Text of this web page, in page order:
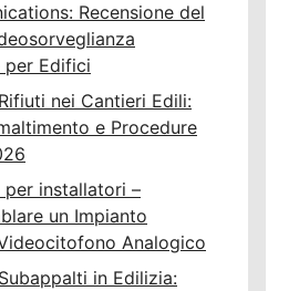
Recensione del
per Edifici
nei Cantieri Edili:
e Procedure
per installatori –
un Impianto
Analogico
in Edilizia: